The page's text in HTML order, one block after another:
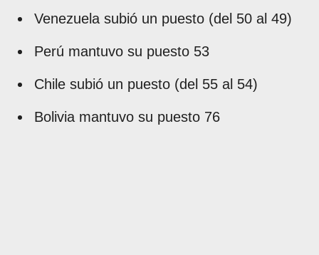
Venezuela subió un puesto (del 50 al 49)
Perú mantuvo su puesto 53
Chile subió un puesto (del 55 al 54)
Bolivia mantuvo su puesto 76